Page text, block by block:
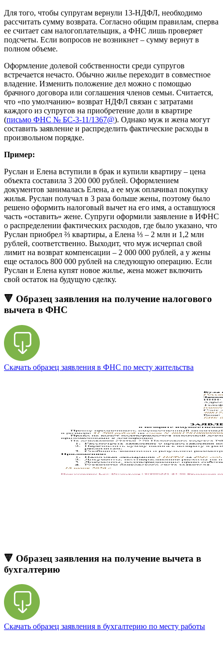
Для того, чтобы супругам вернули 13-НДФЛ, необходимо
рассчитать сумму возврата. Согласно общим правилам, сперва
ее считает сам налогоплательщик, а ФНС лишь проверяет
подсчеты. Если вопросов не возникнет – сумму вернут в
полном объеме.
Оформление долевой собственности среди супругов
встречается нечасто. Обычно жилье переходит в совместное
владение. Изменить положение дел можно с помощью
брачного договора или соглашения членов семьи. Считается,
что «по умолчанию» возврат НДФЛ связан с затратами
каждого из супругов на приобретение доли в квартире
(письмо ФНС № БС-3-11/1367@). Однако муж и жена могут
составить заявление и распределить фактические расходы в
произвольном порядке.
Пример:
Руслан и Елена вступили в брак и купили квартиру – цена
объекта составила 3 200 000 рублей. Оформлением
документов занималась Елена, а ее муж оплачивал покупку
жилья. Руслан получал в 3 раза больше жены, поэтому было
решено оформить налоговый вычет на его имя, а оставшуюся
часть «оставить» жене. Супруги оформили заявление в ИФНС
о распределении фактических расходов, где было указано, что
Руслан приобрел ⅔ квартиры, а Елена ⅓ – 2 млн и 1,2 млн
рублей, соответственно. Выходит, что муж исчерпал свой
лимит на возврат компенсации – 2 000 000 рублей, а у жены
еще осталось 800 000 рублей на следующую операцию. Если
Руслан и Елена купят новое жилье, жена может включить
свой остаток на будущую сделку.
🔻 Образец заявления на получение налогового
вычета в ФНС
Скачать образец заявления в ФНС по месту жительства
🔻 Образец заявления на получение вычета в
бухгалтерию
Скачать образец заявления в бухгалтерию по месту работы